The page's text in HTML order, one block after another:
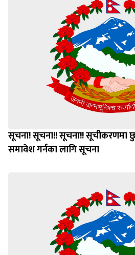
सूचना! सूचना!! सूचना!! सूचीकरणमा
समावेश गर्नका लागि सूचना